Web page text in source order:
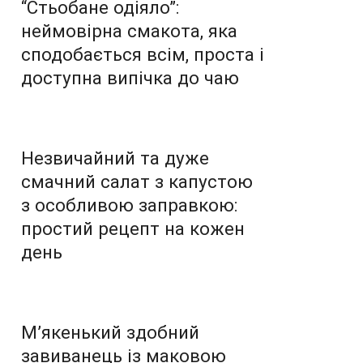
“Стьобане одіяло”:
неймовірна смакота, яка
сподобається всім, проста і
доступна випічка до чаю
Незвичайний та дуже
смачний салат з капустою
з особливою заправкою:
простий рецепт на кожен
день
М’якенький здобний
завиванець із маковою